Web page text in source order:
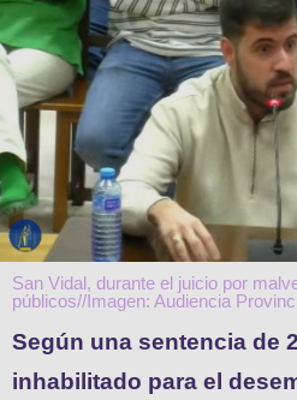
San Vidal, durante el juicio por
públicos//Imagen: Audiencia
Según una sentencia de
inhabilitado para el